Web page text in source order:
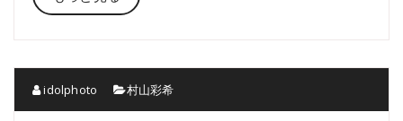
idolphoto 村山彩希